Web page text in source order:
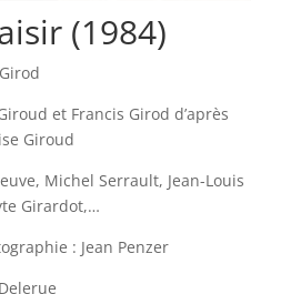
(1984)
et Francis Girod d’après
Giroud
Michel Serrault, Jean-Louis
Girardot,…
: Jean Penzer